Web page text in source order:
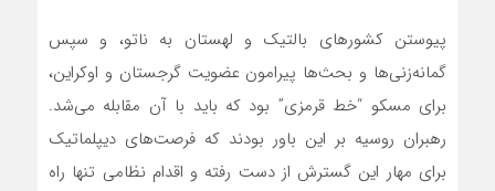
پیوستن کشورهای بالتیک و لهستان به ناتو، و سپس
گمانه‌زنی‌ها و بحث‌ها پیرامون عضویت گرجستان و اوکراین،
برای مسکو “خط قرمزی” بود که باید با آن مقابله می‌شد.
رهبران روسیه بر این باور بودند که فرصت‌های دیپلماتیک
برای مهار این گسترش از دست رفته و اقدام نظامی تنها راه